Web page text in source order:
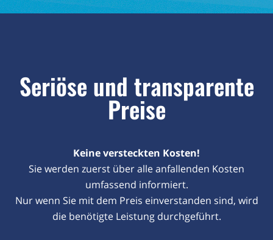
Seriöse und transparente
Preise
Keine versteckten Kosten!
Sie werden zuerst über alle anfallenden Kosten
umfassend informiert.
Nur wenn Sie mit dem Preis einverstanden sind, wird
die benötigte Leistung durchgeführt.